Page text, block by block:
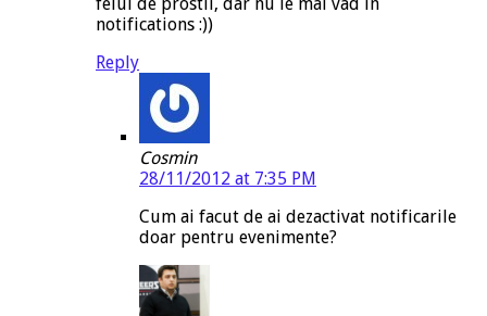
felul de prostii, dar nu le mai vad in
notifications :))
Reply
Cosmin
28/11/2012 at 7:35 PM
Cum ai facut de ai dezactivat notificarile
doar pentru evenimente?